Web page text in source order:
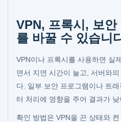
VPN, 프록시, 보
를 바꿀 수 있습니
VPN이나 프록시를 사용하면 실
면서 지연 시간이 늘고, 서버와
다. 일부 보안 프로그램이나 트
터 처리에 영향을 주어 결과가 낮
확인 방법은 VPN을 끈 상태와